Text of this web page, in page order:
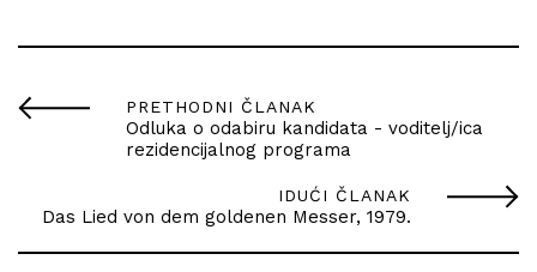
PRETHODNI ČLANAK
Odluka o odabiru kandidata - voditelj/ica
rezidencijalnog programa
IDUĆI ČLANAK
Das Lied von dem goldenen Messer, 1979.